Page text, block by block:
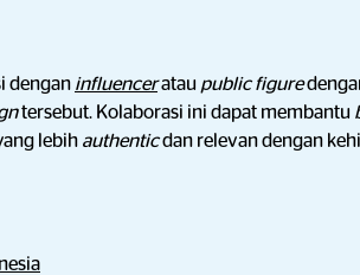
dengan influenceratau public figure
tersebut. Kolaborasi ini dapat membantu
lebih authenticdan relevan dengan